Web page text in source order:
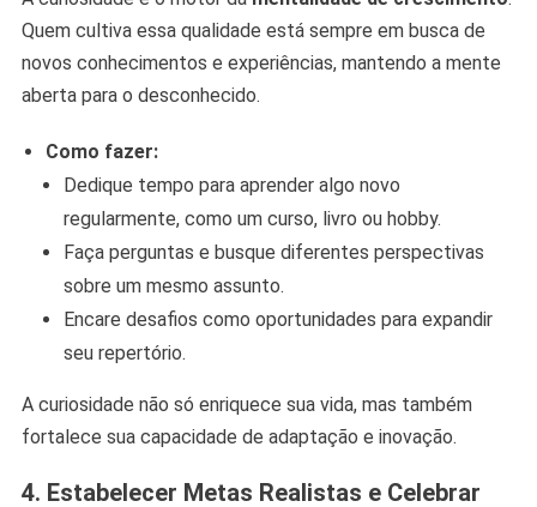
Quem cultiva essa qualidade está sempre em busca de
novos conhecimentos e experiências, mantendo a mente
aberta para o desconhecido.
Como fazer:
Dedique tempo para aprender algo novo
regularmente, como um curso, livro ou hobby.
Faça perguntas e busque diferentes perspectivas
sobre um mesmo assunto.
Encare desafios como oportunidades para expandir
seu repertório.
A curiosidade não só enriquece sua vida, mas também
fortalece sua capacidade de adaptação e inovação.
4. Estabelecer Metas Realistas e Celebrar